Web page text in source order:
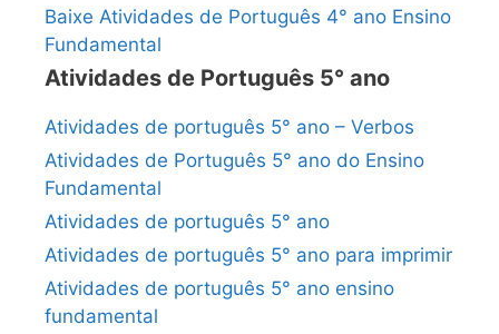
Baixe Atividades de Português 4° ano Ensino
Fundamental
Atividades de Português 5° ano
Atividades de português 5° ano – Verbos
Atividades de Português 5° ano do Ensino
Fundamental
Atividades de português 5° ano
Atividades de português 5° ano para imprimir
Atividades de português 5° ano ensino
fundamental